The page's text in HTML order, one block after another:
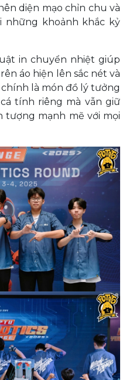
diện mạo chỉn chu và
khoảnh khắc kỷ
in chuyển nhiệt giúp
áo hiện lên sắc nét và
là món đồ lý tưởng
tính riêng mà vẫn giữ
tượng mạnh mẽ với mọi